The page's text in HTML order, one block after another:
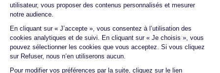
Aucun versement, de quelque nature que ce soit, ne
peut être exigé d'un particulier avant l'obtention
d'un ou plusieurs prêts d'argent.